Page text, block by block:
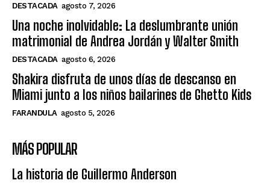
DESTACADA agosto 7, 2026
Una noche inolvidable: La deslumbrante unión
matrimonial de Andrea Jordán y Walter Smith
DESTACADA agosto 6, 2026
Shakira disfruta de unos días de descanso en
Miami junto a los niños bailarines de Ghetto Kids
FARANDULA agosto 5, 2026
MÁS POPULAR
La historia de Guillermo Anderson